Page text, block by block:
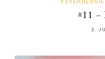
#11 –
2.